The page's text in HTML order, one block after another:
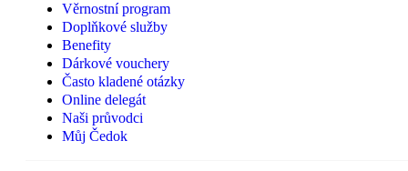
Věrnostní program
Doplňkové služby
Benefity
Dárkové vouchery
Často kladené otázky
Online delegát
Naši průvodci
Můj Čedok